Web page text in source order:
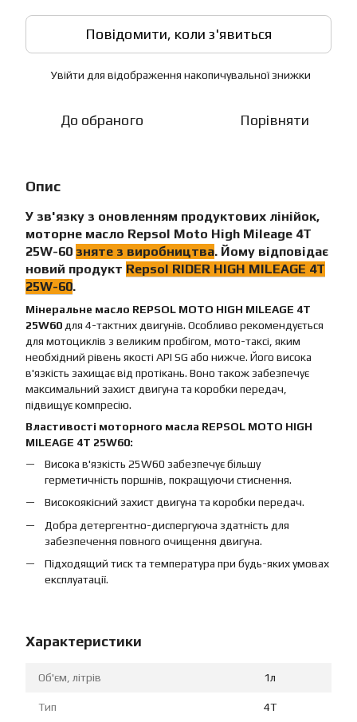
Повідомити, коли з'явиться
Увійти для відображення накопичувальної знижки
До обраного Порівняти
Опис
У зв'язку з оновленням продуктових лінійок,
моторне масло Repsol Moto High Mileage 4T
25W-60 зняте з виробництва. Йому відповідає
новий продукт Repsol RIDER HIGH MILEAGE 4T
25W-60.
Мінеральне масло REPSOL MOTO HIGH MILEAGE 4T
25W60 для 4-тактних двигунів. Особливо рекомендується
для мотоциклів з великим пробігом, мото-таксі, яким
необхідний рівень якості API SG або нижче. Його висока
в'язкість захищає від протікань. Воно також забезпечує
максимальний захист двигуна та коробки передач,
підвищує компресію.
Властивості моторного масла REPSOL MOTO HIGH
MILEAGE 4T 25W60:
Висока в'язкість 25W60 забезпечує більшу
герметичність поршнів, покращуючи стиснення.
Високоякісний захист двигуна та коробки передач.
Добра детергентно-диспергуюча здатність для
забезпечення повного очищення двигуна.
Підходящий тиск та температура при будь-яких умовах
експлуатації.
Характеристики
Об'єм, літрів 1л
Тип 4T